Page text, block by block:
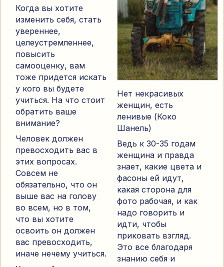
Когда вы хотите
изменить себя, стать
увереннее,
целеустремленнее,
повысить
самооценку, вам
тоже придется искать
у кого вы будете
учиться. На что стоит
обратить ваше
внимание?
Человек должен
превосходить вас в
этих вопросах.
Совсем не
обязательно, что он
выше вас на голову
во всем, но в том,
что вы хотите
освоить он должен
вас превосходить,
иначе нечему учиться.
Нет некрасивых
женщин, есть
ленивые (Коко
Шанель)
Ведь к 30-35 годам
женщина и правда
знает, какие цвета и
фасоны ей идут,
какая сторона для
фото рабочая, и как
надо говорить и
идти, чтобы
приковать взгляд.
Это все благодаря
знанию себя и